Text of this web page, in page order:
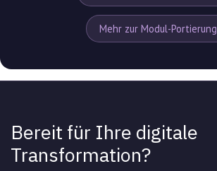
Mehr zur Modul-Portierung
Bereit für Ihre digitale
Transformation?